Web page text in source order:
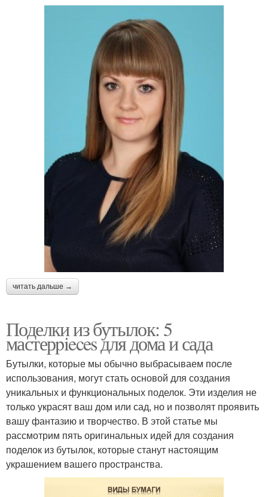
читать дальше →
Поделки из бутылок: 5
мастерpieces для дома и сада
Бутылки, которые мы обычно выбрасываем после
использования, могут стать основой для создания
уникальных и функциональных поделок. Эти изделия не
только украсят ваш дом или сад, но и позволят проявить
вашу фантазию и творчество. В этой статье мы
рассмотрим пять оригинальных идей для создания
поделок из бутылок, которые станут настоящим
украшением вашего пространства.